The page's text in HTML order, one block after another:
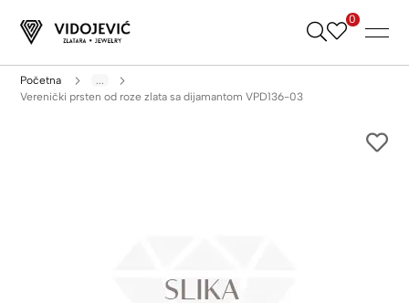
Skip
0
Početna
...
Verenički prsten od roze zlata sa dijamantom VPD136-03